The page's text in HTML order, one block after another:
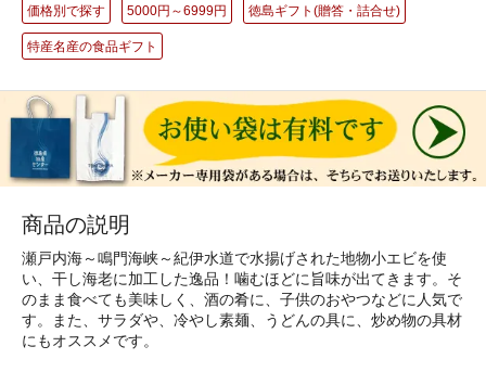
価格別で探す 5000円～6999円 徳島ギフト(贈答・詰合せ)
特産名産の食品ギフト
商品の説明
瀬戸内海～鳴門海峡～紀伊水道で水揚げされた地物小エビを使
い、干し海老に加工した逸品！噛むほどに旨味が出てきます。そ
のまま食べても美味しく、酒の肴に、子供のおやつなどに人気で
す。また、サラダや、冷やし素麺、うどんの具に、炒め物の具材
にもオススメです。